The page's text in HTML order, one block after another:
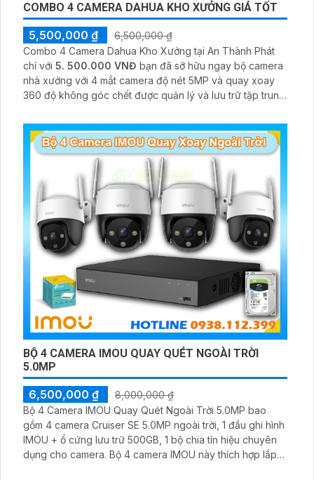
COMBO 4 CAMERA DAHUA KHO XƯỞNG GIÁ TỐT
5,500,000 ₫
6,500,000 ₫
Combo 4 Camera Dahua Kho Xưởng tại An Thành Phát
chỉ với 5. 500.000 VNĐ bạn đã sỡ hữu ngay bộ camera
nhà xưởng với 4 mắt camera độ nét 5MP và quay xoay
360 độ không góc chết được quản lý và lưu trữ tập trung
BỘ 4 CAMERA IMOU QUAY QUÉT NGOÀI TRỜI
5.0MP
6,500,000 ₫
8,000,000 ₫
Bộ 4 Camera IMOU Quay Quét Ngoài Trời 5.0MP bao
gồm 4 camera Cruiser SE 5.0MP ngoài trời, 1 đầu ghi hình
IMOU + ổ cứng lưu trữ 500GB, 1 bộ chia tín hiệu chuyên
dụng cho camera. Bộ 4 camera IMOU này thích hợp lắp